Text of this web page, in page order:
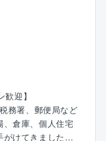
迎】
務署、郵便局など
、倉庫、個人住宅
けてきました。